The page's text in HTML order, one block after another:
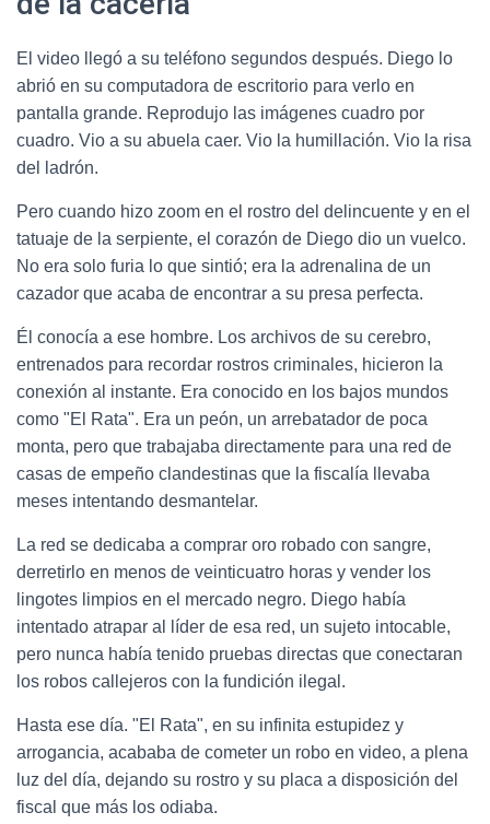
El video llegó a su teléfono segundos después. Diego lo
abrió en su computadora de escritorio para verlo en
pantalla grande. Reprodujo las imágenes cuadro por
cuadro. Vio a su abuela caer. Vio la humillación. Vio la risa
del ladrón.
Pero cuando hizo zoom en el rostro del delincuente y en el
tatuaje de la serpiente, el corazón de Diego dio un vuelco.
No era solo furia lo que sintió; era la adrenalina de un
cazador que acaba de encontrar a su presa perfecta.
Él conocía a ese hombre. Los archivos de su cerebro,
entrenados para recordar rostros criminales, hicieron la
conexión al instante. Era conocido en los bajos mundos
como "El Rata". Era un peón, un arrebatador de poca
monta, pero que trabajaba directamente para una red de
casas de empeño clandestinas que la fiscalía llevaba
meses intentando desmantelar.
La red se dedicaba a comprar oro robado con sangre,
derretirlo en menos de veinticuatro horas y vender los
lingotes limpios en el mercado negro. Diego había
intentado atrapar al líder de esa red, un sujeto intocable,
pero nunca había tenido pruebas directas que conectaran
los robos callejeros con la fundición ilegal.
Hasta ese día. "El Rata", en su infinita estupidez y
arrogancia, acababa de cometer un robo en video, a plena
luz del día, dejando su rostro y su placa a disposición del
fiscal que más los odiaba.